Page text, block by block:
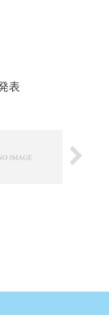
表